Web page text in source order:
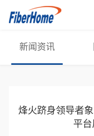
新闻资讯
烽火跻身领导者
平